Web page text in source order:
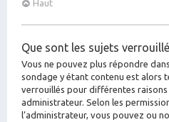
Haut
Que sont les sujets
Vous ne pouvez plus répondre
sondage y étant contenu est alors
verrouillés pour différentes
administrateur. Selon les
l’administrateur, vous pouvez ou